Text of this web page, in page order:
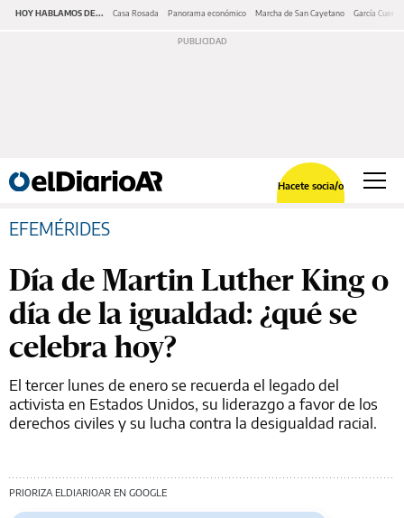
HOY HABLAMOS DE... Casa Rosada Panorama económico Marcha de San Cayetano García Cuerva
Hacete socia/o
EFEMÉRIDES
Día de Martin Luther King o
día de la igualdad: ¿qué se
celebra hoy?
El tercer lunes de enero se recuerda el legado del
activista en Estados Unidos, su liderazgo a favor de los
derechos civiles y su lucha contra la desigualdad racial.
PRIORIZA ELDIARIOAR EN GOOGLE